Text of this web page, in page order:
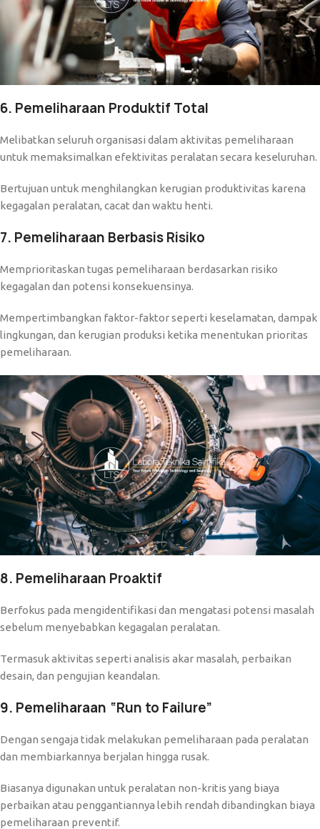
6. Pemeliharaan Produktif Total
Melibatkan seluruh organisasi dalam aktivitas pemeliharaan
untuk memaksimalkan efektivitas peralatan secara keseluruhan.
Bertujuan untuk menghilangkan kerugian produktivitas karena
kegagalan peralatan, cacat dan waktu henti.
7. Pemeliharaan Berbasis Risiko
Memprioritaskan tugas pemeliharaan berdasarkan risiko
kegagalan dan potensi konsekuensinya.
Mempertimbangkan faktor-faktor seperti keselamatan, dampak
lingkungan, dan kerugian produksi ketika menentukan prioritas
pemeliharaan.
8. Pemeliharaan Proaktif
Berfokus pada mengidentifikasi dan mengatasi potensi masalah
sebelum menyebabkan kegagalan peralatan.
Termasuk aktivitas seperti analisis akar masalah, perbaikan
desain, dan pengujian keandalan.
9. Pemeliharaan “Run to Failure”
Dengan sengaja tidak melakukan pemeliharaan pada peralatan
dan membiarkannya berjalan hingga rusak.
Biasanya digunakan untuk peralatan non-kritis yang biaya
perbaikan atau penggantiannya lebih rendah dibandingkan biaya
pemeliharaan preventif.